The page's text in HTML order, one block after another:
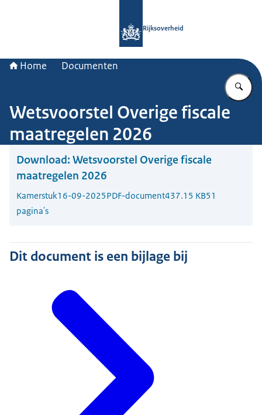
Rijksoverheid
Home Documenten
Wetsvoorstel Overige fiscale
maatregelen 2026
Download: Wetsvoorstel Overige fiscale
maatregelen 2026
Kamerstuk16-09-2025PDF-document437.15 KB51
pagina's
Dit document is een bijlage bij